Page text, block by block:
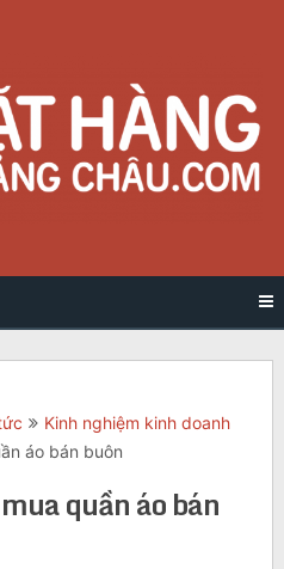
Kinh nghiệm kinh doanh
áo bán buôn
quần áo bán